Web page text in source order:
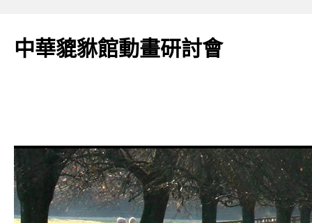
主
中華貔貅館動畫研討會